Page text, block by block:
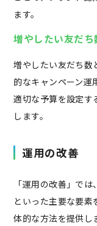
ます。
増やしたい友だ
増やしたい友だち数
的なキャンペーン運
適切な予算を設定す
します。
運用の改善
「運用の改善」で
といった主要な要
体的な方法を提供し